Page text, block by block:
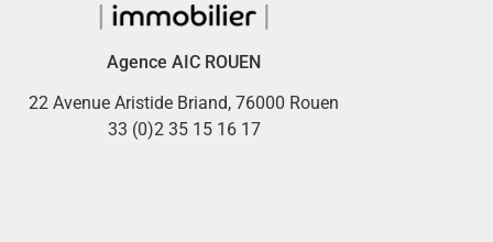
Agence AIC ROUEN
22 Avenue Aristide Briand, 76000 Rouen
33 (0)2 35 15 16 17